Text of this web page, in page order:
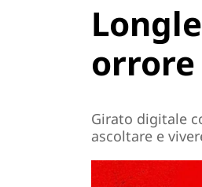
Girato digitale
ascoltare e